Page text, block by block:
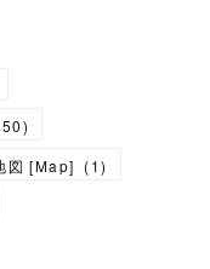
50)
図 [Map] (1)